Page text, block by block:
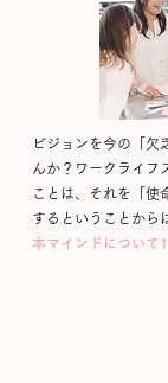
ビジョンを今の「欠
んか？ワークライフ
ことは、それを「使
するということから
本マインドについて